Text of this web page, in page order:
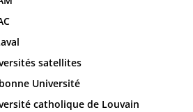
satellites
Université
catholique de Louvain